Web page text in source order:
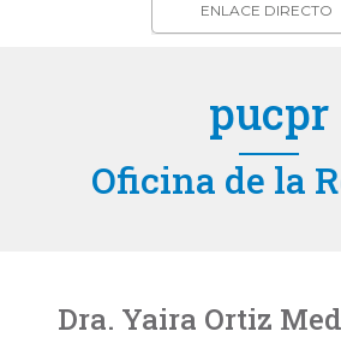
ENLACE DIRECTO
pucpr
Oficina de la
Dra. Yaira Ortiz